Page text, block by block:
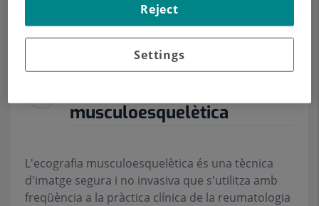
Horari
musculoesquelètica
L'ecografia musculoesquelètica és una tècnica
d'imatge segura i no invasiva que s'utilitza amb
freqüència a la pràctica clínica de la reumatologia
Settings
Reject